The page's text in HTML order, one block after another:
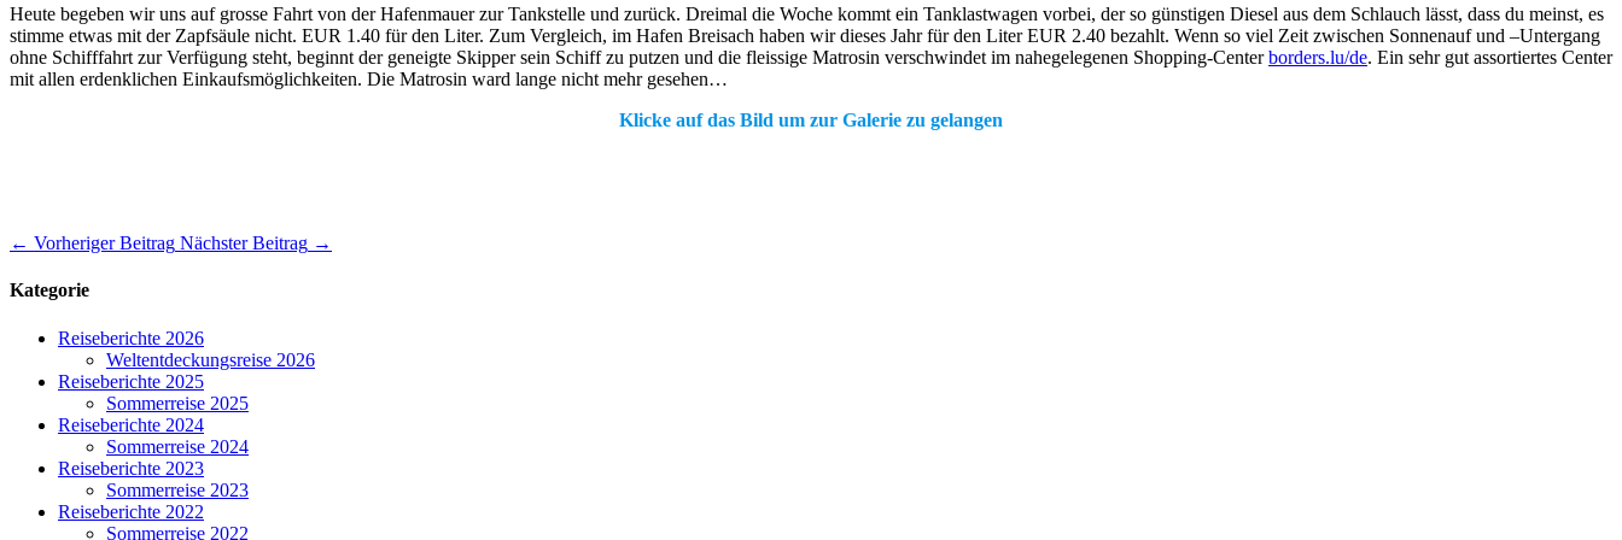
Heute begeben wir uns auf grosse Fahrt von der Hafenmauer zur Tankstelle und zurück. Dreimal die Woche kommt ein Tanklastwagen vorbei, der so günstigen Diesel aus dem Schlauch lässt, dass du meinst, es
stimme etwas mit der Zapfsäule nicht. EUR 1.40 für den Liter. Zum Vergleich, im Hafen Breisach haben wir dieses Jahr für den Liter EUR 2.40 bezahlt. Wenn so viel Zeit zwischen Sonnenauf und –Untergang
ohne Schifffahrt zur Verfügung steht, beginnt der geneigte Skipper sein Schiff zu putzen und die fleissige Matrosin verschwindet im nahegelegenen Shopping-Centerborders.lu/de. Ein sehr gut assortiertes Center
mit allen erdenklichen Einkaufsmöglichkeiten. Die Matrosin ward lange nicht mehr gesehen…
Klicke auf das Bild um zur Galerie zu gelangen
← Vorheriger Beitrag Nächster Beitrag →
Kategorie
Reiseberichte 2026
Weltentdeckungsreise 2026
Reiseberichte 2025
Sommerreise 2025
Reiseberichte 2024
Sommerreise 2024
Reiseberichte 2023
Sommerreise 2023
Reiseberichte 2022
Sommerreise 2022